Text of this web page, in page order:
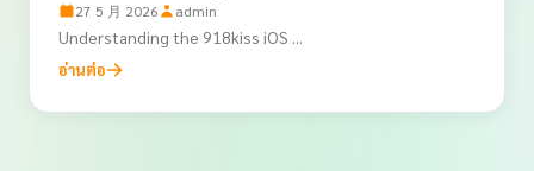
27 5 月 2026 admin
Understanding the 918kiss iOS ...
อ่านต่อ